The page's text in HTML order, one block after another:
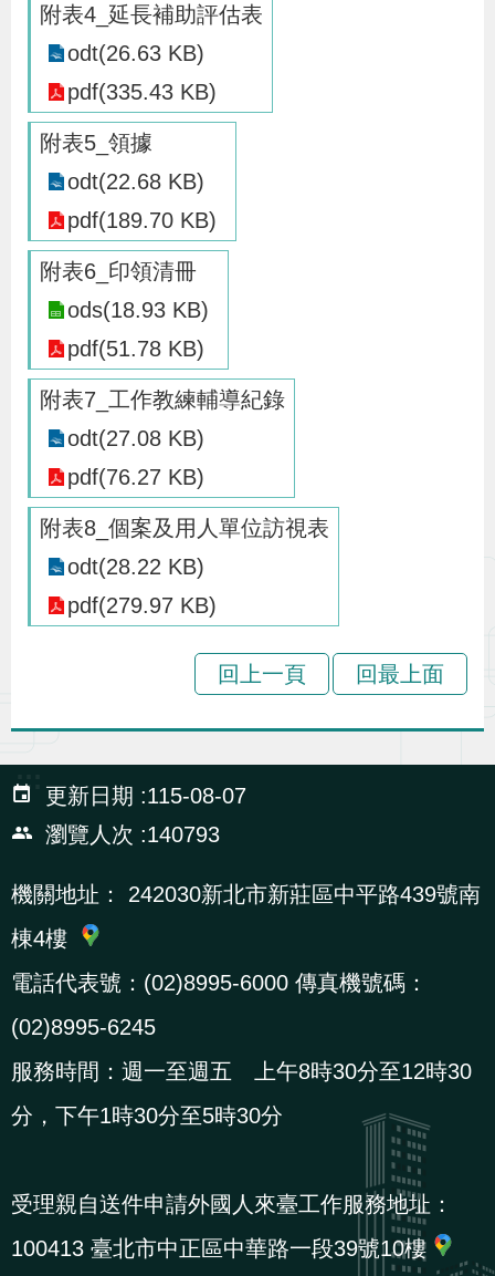
隱
及
資
全
政
政
府
資
料
貪
瀆
交
通
位
圖
附表4_延長補助評估表
odt(26.63 KB)
pdf(335.43 KB)
附表5_領據
odt(22.68 KB)
pdf(189.70 KB)
附表6_印領清冊
ods(18.93 KB)
pdf(51.78 KB)
附表7_工作教練輔導紀錄
odt(27.08 KB)
pdf(76.27 KB)
附表8_個案及用人單位訪視表
odt(28.22 KB)
pdf(279.97 KB)
回上一頁 回最上面
:::
更新日期
115-08-07
瀏覽人次
140793
機關地址：
242030新北市新莊區中平路439號南
棟4樓
電話代表號：(02)8995-6000 傳真機號碼：
(02)8995-6245
服務時間：週一至週五 上午8時30分至12時30
分，下午1時30分至5時30分
受理親自送件申請外國人來臺工作服務地址：
100413 臺北市中正區中華路一段39號10樓